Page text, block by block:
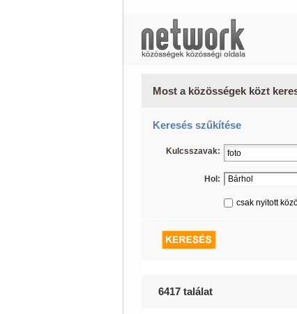
Most a közösségek közt
Keresés szűkítése
Kulcsszavak:
Hol:
csak nyitott
6417 találat